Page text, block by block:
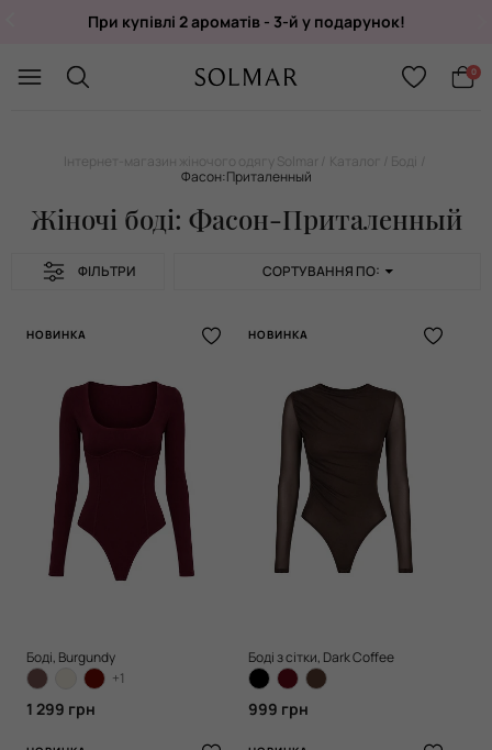
При купівлі 2 ароматів - 3-й у подарунок!
0
Інтернет-магазин жіночого одягу Solmar Каталог
Боді
Фасон:Приталенный
Жіночі боді: Фасон-Приталенный
ФІЛЬТРИ СОРТУВАННЯ ПО:
НОВИНКА
Боді, Burgundy
+1
1 299 грн
НОВИНКА
Боді з сітки, Dark Coffee
999 грн
Укр